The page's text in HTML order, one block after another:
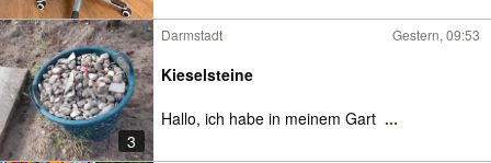
3
Darmstadt Gestern, 09:53
Kieselsteine
Hallo, ich habe in meinem Gart ...